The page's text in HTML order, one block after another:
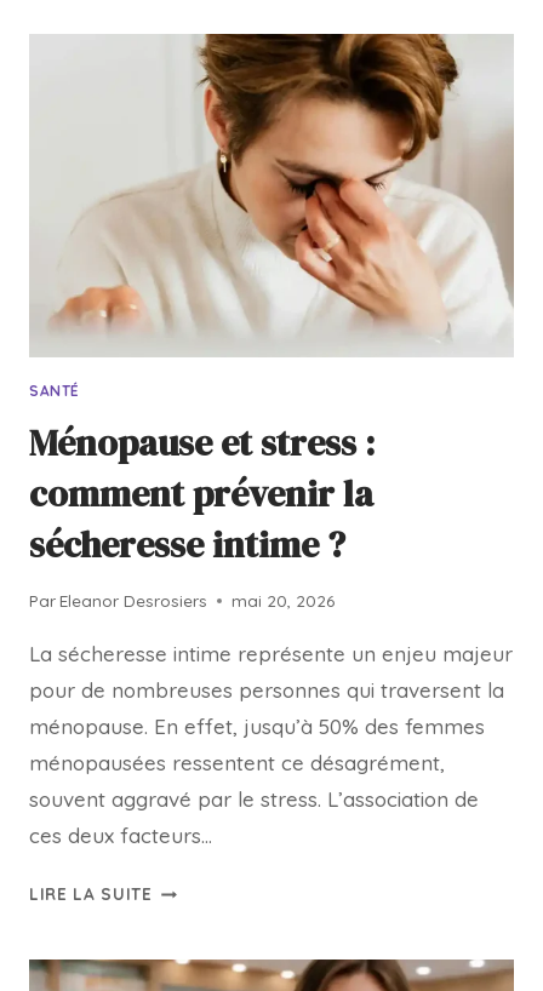
SANTÉ
Ménopause et stress :
comment prévenir la
sécheresse intime ?
Par Eleanor Desrosiers mai 20, 2026
La sécheresse intime représente un enjeu majeur
pour de nombreuses personnes qui traversent la
ménopause. En effet, jusqu’à 50% des femmes
ménopausées ressentent ce désagrément,
souvent aggravé par le stress. L’association de
ces deux facteurs…
LIRE LA SUITE